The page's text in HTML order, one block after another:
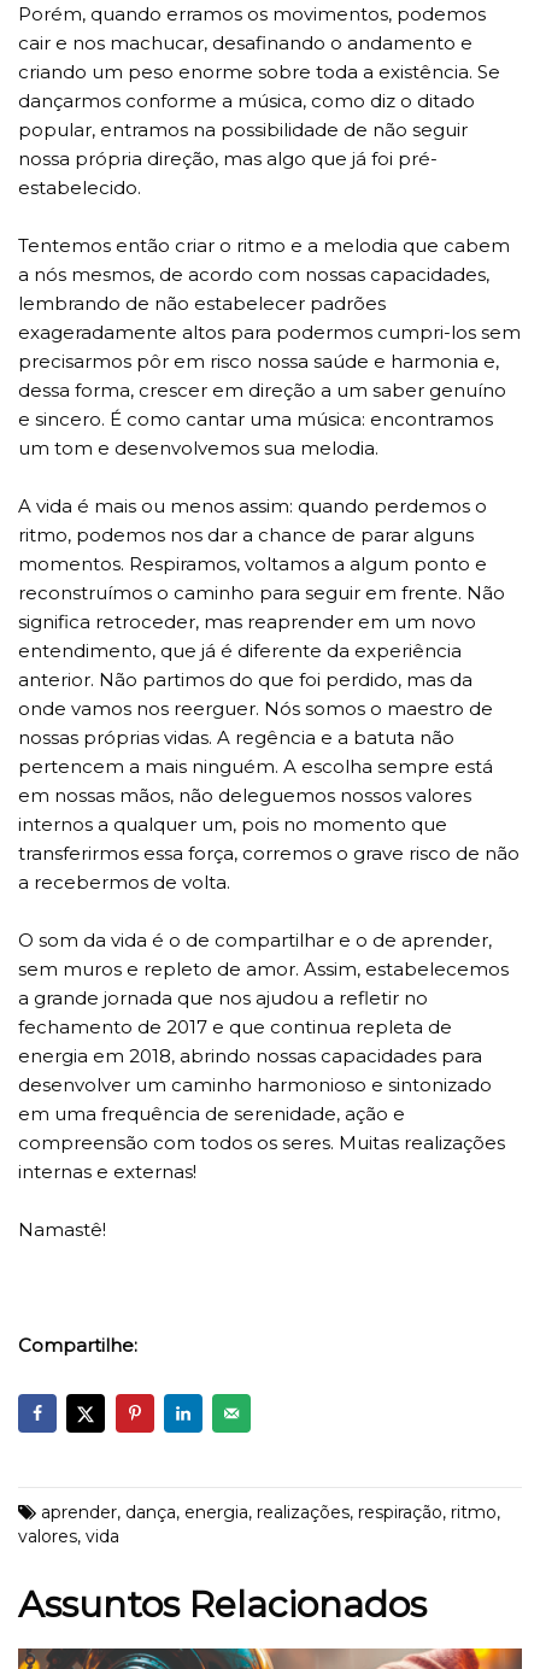
Porém, quando erramos os movimentos, podemos
cair e nos machucar, desafinando o andamento e
criando um peso enorme sobre toda a existência. Se
dançarmos conforme a música, como diz o ditado
popular, entramos na possibilidade de não seguir
nossa própria direção, mas algo que já foi pré-
estabelecido.
Tentemos então criar o ritmo e a melodia que cabem
a nós mesmos, de acordo com nossas capacidades,
lembrando de não estabelecer padrões
exageradamente altos para podermos cumpri-los sem
precisarmos pôr em risco nossa saúde e harmonia e,
dessa forma, crescer em direção a um saber genuíno
e sincero. É como cantar uma música: encontramos
um tom e desenvolvemos sua melodia.
A vida é mais ou menos assim: quando perdemos o
ritmo, podemos nos dar a chance de parar alguns
momentos. Respiramos, voltamos a algum ponto e
reconstruímos o caminho para seguir em frente. Não
significa retroceder, mas reaprender em um novo
entendimento, que já é diferente da experiência
anterior. Não partimos do que foi perdido, mas da
onde vamos nos reerguer. Nós somos o maestro de
nossas próprias vidas. A regência e a batuta não
pertencem a mais ninguém. A escolha sempre está
em nossas mãos, não deleguemos nossos valores
internos a qualquer um, pois no momento que
transferirmos essa força, corremos o grave risco de não
a recebermos de volta.
O som da vida é o de compartilhar e o de aprender,
sem muros e repleto de amor. Assim, estabelecemos
a grande jornada que nos ajudou a refletir no
fechamento de 2017 e que continua repleta de
energia em 2018, abrindo nossas capacidades para
desenvolver um caminho harmonioso e sintonizado
em uma frequência de serenidade, ação e
compreensão com todos os seres. Muitas realizações
internas e externas!
Namastê!
Compartilhe:
aprender, dança, energia, realizações, respiração, ritmo,
valores, vida
Assuntos Relacionados